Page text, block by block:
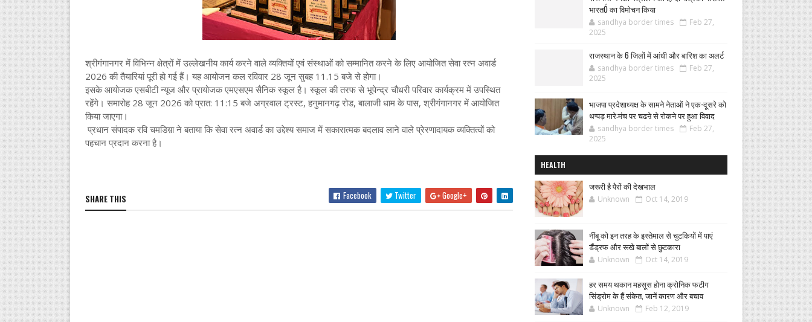
श्रीगंगानगर में विभिन्न क्षेत्रों में उल्लेखनीय कार्य करने वाले व्यक्तियों एवं संस्थाओं को सम्मानित करने के लिए आयोजित सेवा रत्न अवार्ड
2026 की तैयारियां पूरी हो गई हैं। यह आयोजन कल रविवार 28 जून सुबह 11.15 बजे से होगा।
इसके आयोजक एसबीटी न्यूज और प्रायोजक एमएसएम सैनिक स्कूल है। स्कूल की तरफ से भूपेन्द्र चौधरी परिवार कार्यक्रम में उपस्थित
रहेंगे। समारोह 28 जून 2026 को प्रात: 11:15 बजे अग्रवाल ट्रस्ट, हनुमानगढ़ रोड, बालाजी धाम के पास, श्रीगंगानगर में आयोजित
किया जाएगा।
प्रधान संपादक रवि चमडिय़ा ने बताया कि सेवा रत्न अवार्ड का उद्देश्य समाज में सकारात्मक बदलाव लाने वाले प्रेरणादायक व्यक्तित्वों को
पहचान प्रदान करना है।
SHARE THIS Facebook Twitter Google+
भारतÓ का विमोचन किया
sandhya border times
Feb 27,
2025
राजस्थान के 6 जिलों में आंधी और बारिश का अलर्ट
sandhya border times
Feb 27,
2025
भाजपा प्रदेशाध्यक्ष के सामने नेताओं ने एक-दूसरे को
थप्पड़ मारे:मंच पर चढऩे से रोकने पर हुआ विवाद
sandhya border times
Feb 27,
2025
HEALTH
जरूरी है पैरों की देखभाल
Unknown Oct 14, 2019
नींबू को इन तरह के इस्तेमाल से चुटकियों में पाएं
डैंड्रफ और रूखे बालों से छुटकारा
Unknown Oct 14, 2019
हर समय थकान महसूस होना क्रोनिक फटीग
सिंड्रोम के हैं संकेत, जानें कारण और बचाव
Unknown Feb 12, 2019